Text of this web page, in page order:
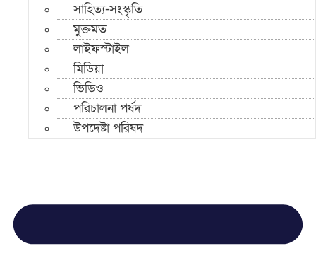
সাহিত্য-সংস্কৃতি
মুক্তমত
লাইফস্টাইল
মিডিয়া
ভিডিও
পরিচালনা পর্ষদ
উপদেষ্টা পরিষদ